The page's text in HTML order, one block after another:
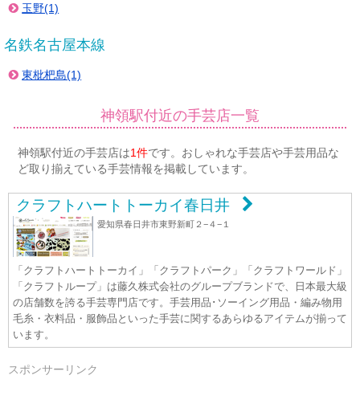
玉野(1)
名鉄名古屋本線
東枇杷島(1)
神領駅付近の手芸店一覧
神領駅付近の手芸店は1件です。おしゃれな手芸店や手芸用品な
ど取り揃えている手芸情報を掲載しています。
クラフトハートトーカイ春日井
愛知県春日井市東野新町２−４−１
「クラフトハートトーカイ」「クラフトパーク」「クラフトワールド」
「クラフトループ」は藤久株式会社のグループブランドで、日本最大級
の店舗数を誇る手芸専門店です。手芸用品･ソーイング用品・編み物用
毛糸・衣料品・服飾品といった手芸に関するあらゆるアイテムが揃って
います。
スポンサーリンク